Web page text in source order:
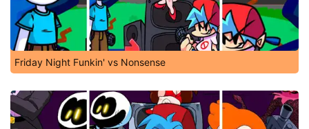
Friday Night Funkin' vs Nonsense